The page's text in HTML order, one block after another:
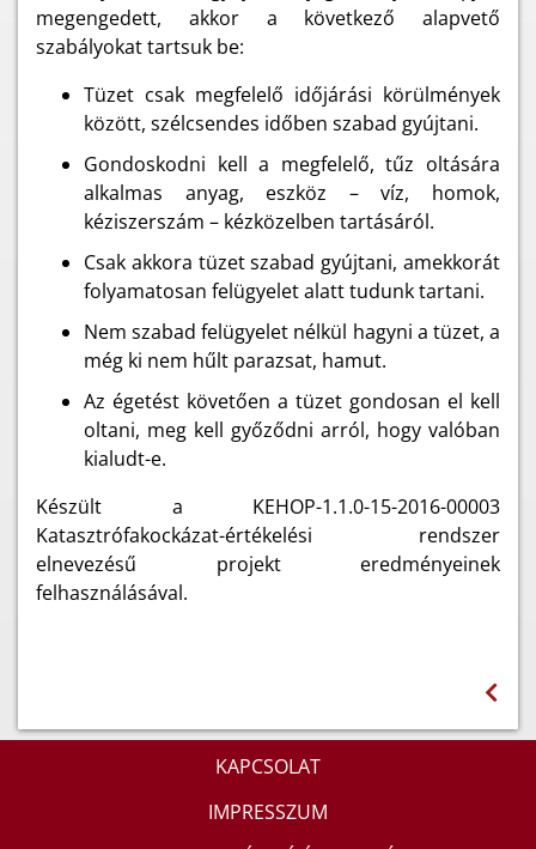
megengedett, akkor a következő alapvető
szabályokat tartsuk be:
Tüzet csak megfelelő időjárási körülmények
között, szélcsendes időben szabad gyújtani.
Gondoskodni kell a megfelelő, tűz oltására
alkalmas anyag, eszköz – víz, homok,
kéziszerszám – kézközelben tartásáról.
Csak akkora tüzet szabad gyújtani, amekkorát
folyamatosan felügyelet alatt tudunk tartani.
Nem szabad felügyelet nélkül hagyni a tüzet, a
még ki nem hűlt parazsat, hamut.
Az égetést követően a tüzet gondosan el kell
oltani, meg kell győződni arról, hogy valóban
kialudt-e.
Készült a KEHOP-1.1.0-15-2016-00003
Katasztrófakockázat-értékelési rendszer
elnevezésű projekt eredményeinek
felhasználásával.
KAPCSOLAT
IMPRESSZUM